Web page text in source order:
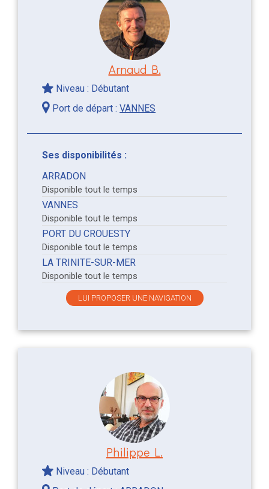
Arnaud B.
Niveau : Débutant
Port de départ :VANNES
Ses disponibilités :
ARRADON
Disponible tout le temps
VANNES
Disponible tout le temps
PORT DU CROUESTY
Disponible tout le temps
LA TRINITE-SUR-MER
Disponible tout le temps
LUI PROPOSER UNE NAVIGATION
Philippe L.
Niveau : Débutant